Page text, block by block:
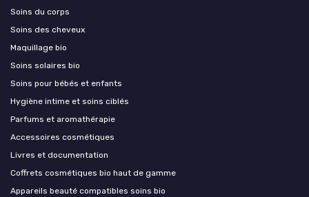
Soins du corps
Soins des cheveux
Maquillage bio
Soins solaires bio
Soins pour bébés et enfants
Hygiène intime et soins ciblés
Parfums et aromathérapie
Accessoires cosmétiques
Livres et documentation
Coffrets cosmétiques bio haut de gamme
Appareils beauté compatibles soins bio